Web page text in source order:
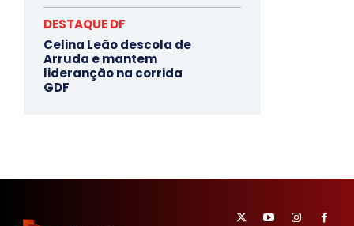
DESTAQUE DF
Celina Leão descola de
Arruda e mantem
lideranção na corrida
GDF